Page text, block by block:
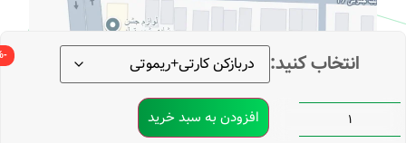
انتخاب کنید:
افزودن به سبد خرید
-14%